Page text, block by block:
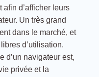
afin d’afficher leurs
Un très grand
dans le marché, et
d’utilisation.
d’un navigateur est,
privée et la